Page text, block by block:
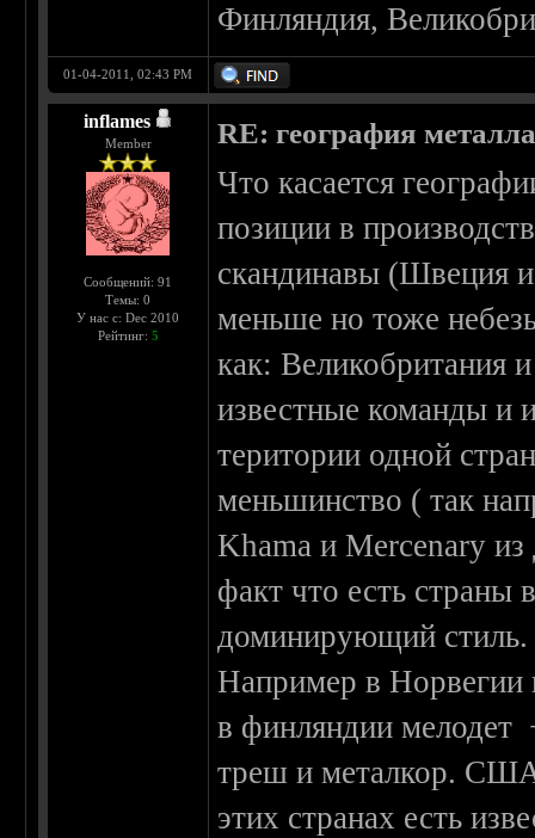
Финляндия,
01-04-2011, 02:43 PM
inflames
Member
Сообщений: 91
Темы: 0
У нас с: Dec 2010
Рейтинг: 5
RE: география
Что касается
позиции в
скандинавы (Швеция
меньше но тоже
как: Великобритания
известные команды и
територии одной
меньшинство ( так
Khama и Mercenary
факт что есть страны
доминирующий стиль.
Например в
в финляндии
треш и металкор. США
этих странах есть